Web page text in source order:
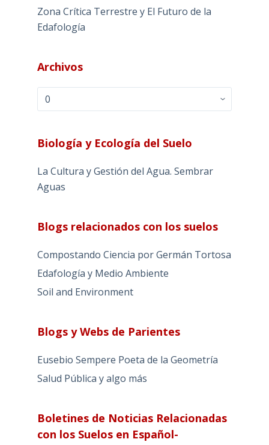
Zona Crítica Terrestre y El Futuro de la
Edafología
Archivos
Archivos
Biología y Ecología del Suelo
La Cultura y Gestión del Agua. Sembrar
Aguas
Blogs relacionados con los suelos
Compostando Ciencia por Germán Tortosa
Edafología y Medio Ambiente
Soil and Environment
Blogs y Webs de Parientes
Eusebio Sempere Poeta de la Geometría
Salud Pública y algo más
Boletines de Noticias Relacionadas
con los Suelos en Español-